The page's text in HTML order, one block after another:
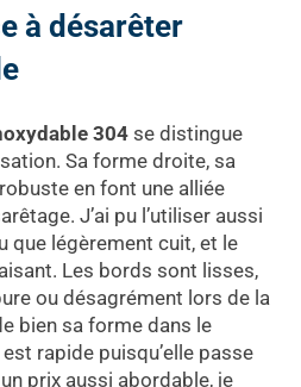
à désarêter
304se distingue
Sa forme droite, sa
en font une alliée
J’ai pu l’utiliser aussi
que légèrement cuit, et le
Les bords sont lisses,
ou désagrément lors de la
bien sa forme dans le
rapide puisqu’elle passe
prix aussi abordable, je